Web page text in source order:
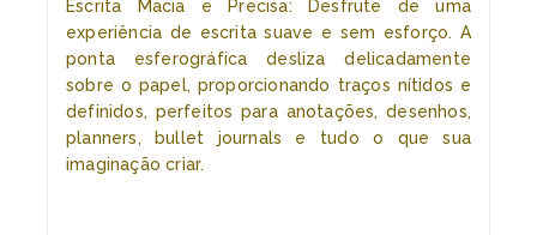
Escrita Macia e Precisa: Desfrute de uma
experiência de escrita suave e sem esforço. A
ponta esferográfica desliza delicadamente
sobre o papel, proporcionando traços nítidos e
definidos, perfeitos para anotações, desenhos,
planners, bullet journals e tudo o que sua
imaginação criar.